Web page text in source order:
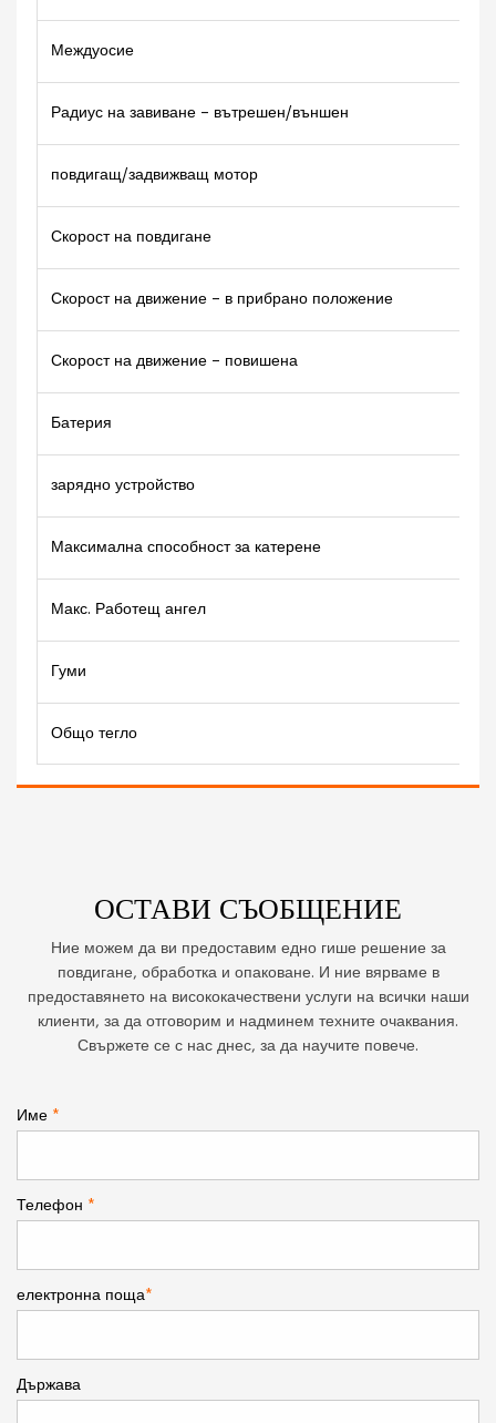
Междуосие
Радиус на завиване – вътрешен/външен
повдигащ/задвижващ мотор
Скорост на повдигане
Скорост на движение – в прибрано положение
Скорост на движение – повишена
Батерия
зарядно устройство
Максимална способност за катерене
Макс. Работещ ангел
Гуми
Общо тегло
ОСТАВИ СЪОБЩЕНИЕ
Ние можем да ви предоставим едно гише решение за
повдигане, обработка и опаковане. И ние вярваме в
предоставянето на висококачествени услуги на всички наши
клиенти, за да отговорим и надминем техните очаквания.
Свържете се с нас днес, за да научите повече.
Име *
Телефон *
електронна поща*
Държава